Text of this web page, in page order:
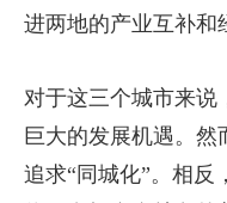
进两地的产业互补和
对于这三个城市来说
巨大的发展机遇。然
追求“同城化”。相反